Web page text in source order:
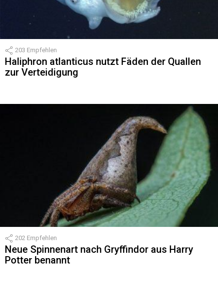
203 Empfehlen
Haliphron atlanticus nutzt Fäden der Quallen
zur Verteidigung
202 Empfehlen
Neue Spinnenart nach Gryffindor aus Harry
Potter benannt